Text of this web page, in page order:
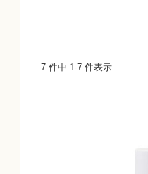
7 件中 1-7 件表示